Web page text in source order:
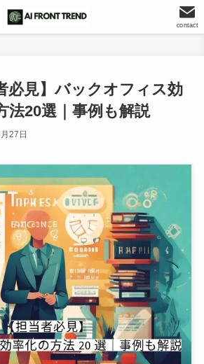
contact
必見】バックオフィス効
法20選｜事例も解説
27日